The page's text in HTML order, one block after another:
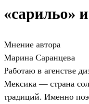
«сарильо»
Мнение автора
Марина Саранцева
Работаю в агенстве
Мексика — страна
традиций. Именно